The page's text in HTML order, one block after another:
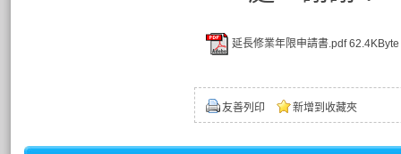
延長修業年限申請書.pdf 62.4KByte
友善列印 新增到收藏夾